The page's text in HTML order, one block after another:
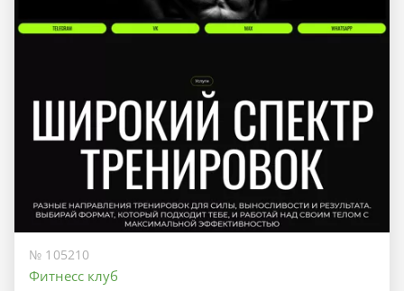
№ 105210
Фитнесс клуб